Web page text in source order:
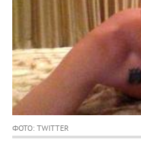
ФОТО: TWITTER